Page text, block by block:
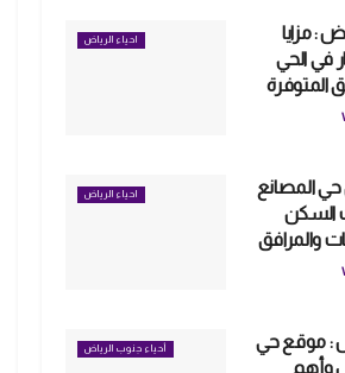
احياء الرياض
: مزايا
في الحي
المتوفرة
احياء الرياض
المصانع
السكن
والمرافق
أحياء جنوب الرياض
: موقع حي
وأهم